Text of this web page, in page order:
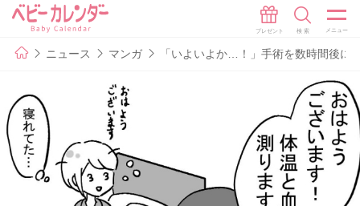
ニュース マンガ 「いよいよか…！」手術を数時間後に